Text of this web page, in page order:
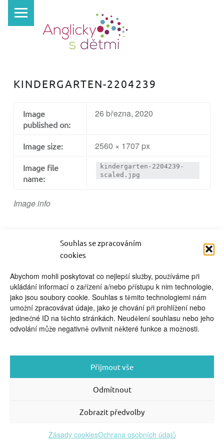
Souhlas se zpracováním
cookies
Abychom mohli poskytovat co nejlepší služby, používáme při
ukládání informací o zařízení a/nebo přístupu k nim technologie,
jako jsou soubory cookie. Souhlas s těmito technologiemi nám
umožní zpracovávat údaje, jako je chování při prohlížení nebo
jedinečné ID na těchto stránkách. Neudělení souhlasu nebo jeho
odvolání může negativně ovlivnit některé funkce a možnosti.
Přijmout vše
Odmítnout
Zobrazit předvolby
Zásady cookiesOchrana osobních údajů
I
C
K
Y
S
D
Ě
T
KINDERGARTEN-2204239
Image info
Image
published on:
26 března, 2020
Image size: 2560 × 1707 px
Image file
name:
kindergarten-2204239-
scaled.jpg
FOOTER SIDEBAR
© 2026 English With Kids s.r.o.| Blog Anglickysdetmi.cz |
Všechna práva vyhrazena.|Podmínky použití |O WordPress
se stará Softmedia |Back to top ↑